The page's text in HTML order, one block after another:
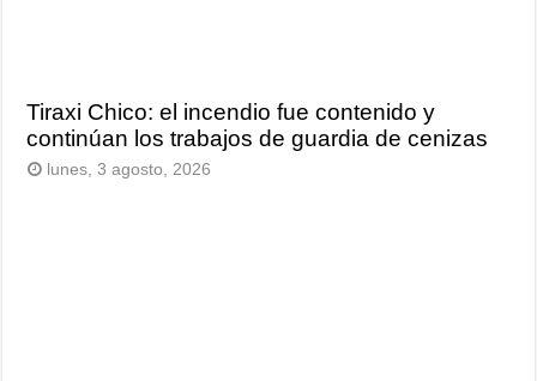
Tiraxi Chico: el incendio fue contenido y
continúan los trabajos de guardia de cenizas
lunes, 3 agosto, 2026